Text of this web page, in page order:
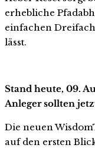
erhebliche
einfachen
lässt.
Stand heute, 09.
Anleger sollten
Die neuen
auf den ersten